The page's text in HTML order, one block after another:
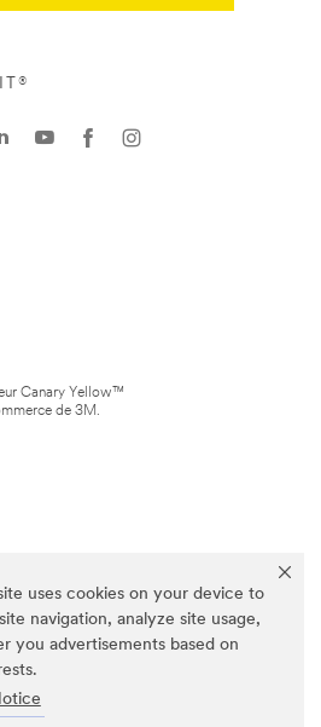
uses cookies on your device to
navigation, analyze site usage,
you advertisements based on
Canary Yellow™
de 3M.